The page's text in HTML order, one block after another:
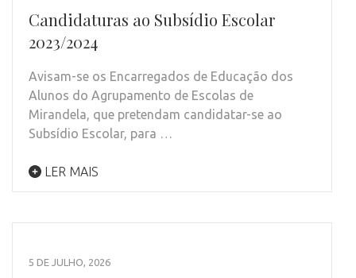
Candidaturas ao Subsídio Escolar
2023/2024
Avisam-se os Encarregados de Educação dos
Alunos do Agrupamento de Escolas de
Mirandela, que pretendam candidatar-se ao
Subsídio Escolar, para …
LER MAIS
5 DE JULHO, 2026